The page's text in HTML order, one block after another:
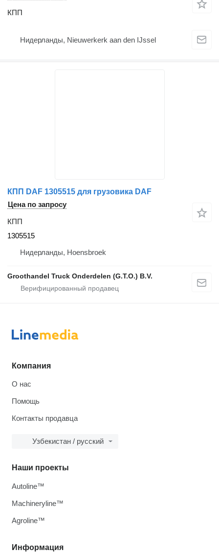
КПП
Нидерланды, Nieuwerkerk aan den IJssel
КПП DAF 1305515 для грузовика DAF
Цена по запросу
КПП
1305515
Нидерланды, Hoensbroek
Groothandel Truck Onderdelen (G.T.O.) B.V.
Компания
О нас
Помощь
Контакты продавца
Узбекистан / русский
Информация
Наши проекты
Autoline™
Machineryline™
Agroline™